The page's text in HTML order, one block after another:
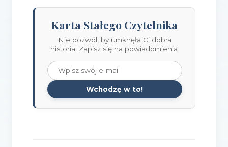
Karta Stałego Czytelnika
Nie pozwól, by umknęła Ci dobra
historia. Zapisz się na powiadomienia.
Wchodzę w to!